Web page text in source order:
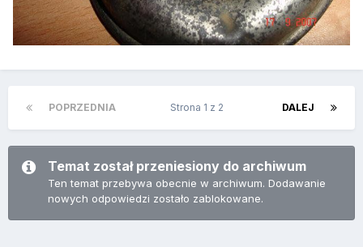
POPRZEDNIA DALEJ
Strona 1 z 2
Temat został przeniesiony do archiwum
Ten temat przebywa obecnie w archiwum. Dodawanie
nowych odpowiedzi zostało zablokowane.